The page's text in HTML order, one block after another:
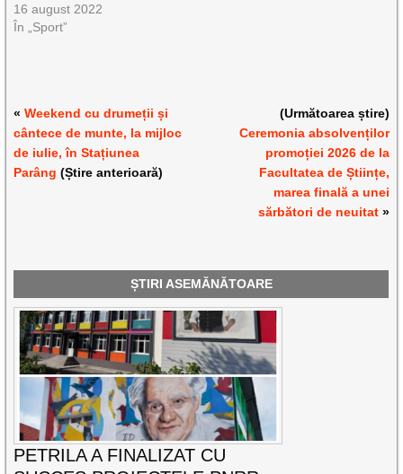
16 august 2022
În „Sport”
«Weekend cu drumeții și
cântece de munte, la mijloc
de iulie, în Stațiunea
Parâng (Știre anterioară)
(Următoarea știre)
Ceremonia absolvenților
promoției 2026 de la
Facultatea de Științe,
marea finală a unei
sărbători de neuitat»
ȘTIRI ASEMĂNĂTOARE
PETRILA A FINALIZAT CU